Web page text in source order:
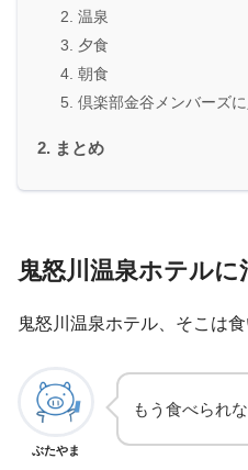
温泉
夕食
朝食
倶楽部金谷メンバーズに
まとめ
鬼怒川温泉ホテル
鬼怒川温泉ホテル、そこは
ぶたやま
もう食べられ